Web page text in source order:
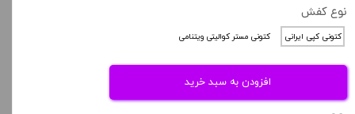
نوع کفش
کتونی کپی ایرانی کتونی مستر کوالیتی ویتنامی
افزودن به سبد خرید